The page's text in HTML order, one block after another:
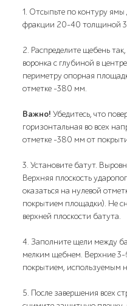
1. Отсыпьте по контуру
фракции 20-40 толщиной
2. Распределите щебень
воронка с глубиной в
периметру опорная
отметке -380 мм.
Важно!Убедитесь, что
горизонтальная во всех
отметке -380 мм от
3. Установите батут.
Верхняя плоскость
оказаться на нулевой
покрытием площадки). Не
верхней плоскости батута.
4. Заполните щели между
мелким щебнем. Верхние 3-
покрытием, используемым
5. После завершения всех